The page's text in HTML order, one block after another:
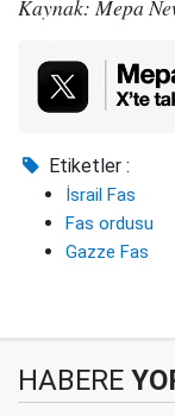
Kaynak: Mepa
Etiketler :
İsrail Fas
Fas ordusu
Gazze Fas
HABERE